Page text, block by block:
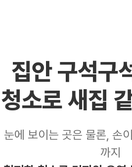
집안 구석구
청소로 새집
눈에 보이는 곳은 물론, 손
까지